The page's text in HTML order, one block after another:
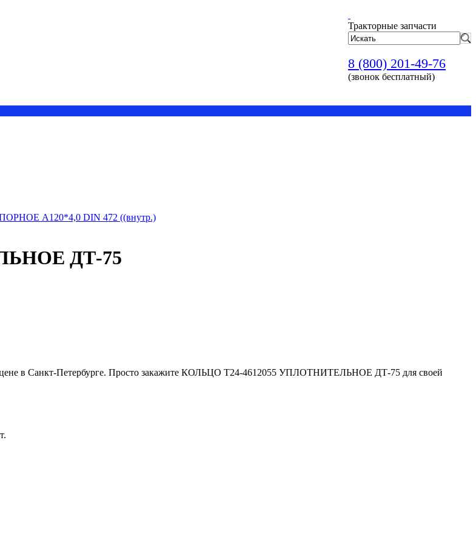
Тракторные запчасти
8 (800) 201-49-76
(звонок бесплатный)
А120*4,0 DIN 472 ((внутр.)
ДТ-75
в Санкт-Петербурге. Просто закажите КОЛЬЦО Т24-4612055 УПЛОТНИТЕЛЬНОЕ ДТ-75 для своей